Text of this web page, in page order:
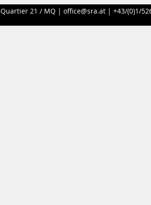
Quartier 21 / MQ | office@sra.at | +43/(0)1/